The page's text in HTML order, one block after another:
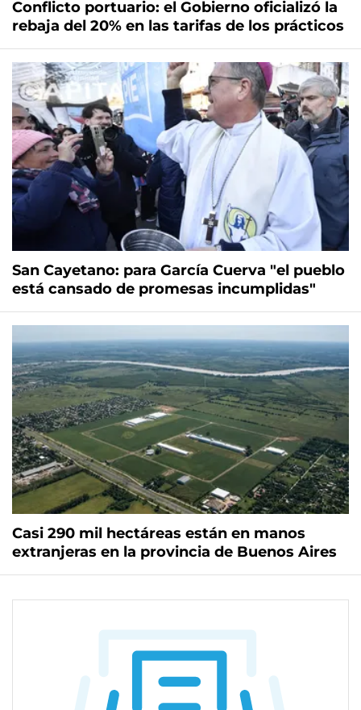
Conflicto portuario: el Gobierno oficializó la
rebaja del 20% en las tarifas de los prácticos
San Cayetano: para García Cuerva "el pueblo
está cansado de promesas incumplidas"
Casi 290 mil hectáreas están en manos
extranjeras en la provincia de Buenos Aires